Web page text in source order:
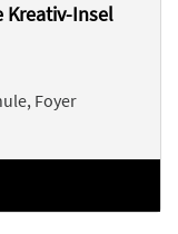
Kreativ-Insel
Foyer